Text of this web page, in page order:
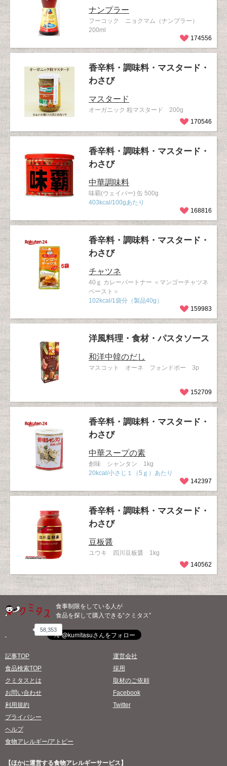
ナンプラー
フーコック ニョクマム（ナンプラー）
200ml
174556
香辛料・調味料・マスタード・
わさび
マスタード
オーガニック 粒マスタード 200g
170546
香辛料・調味料・マスタード・
わさび
中華調味料
味覇(ウェイパー) 缶 500g
403kcal/100gあたり
168816
香辛料・調味料・マスタード・
わさび
チャツネ
40ｇ カレーパートナー ＜マンゴーチャツネ
ペースト＞
102kcal/1袋分（製品40g）
159983
洋風料理・食材・パスタソース
和洋中韓のだし
マスコット オーネ フォンドボー 3p
152709
香辛料・調味料・マスタード・
わさび
中華スープの素
創味 シャンタン 1kg
20kcal/小さじ１（5ｇ）あたり
142397
香辛料・調味料・マスタード・
わさび
豆板醤
ユウキ 四川豆板醤 1kg
140562
食事制限をしている人が
食品を探して購入できる“クミタス”
58,353
記事TOP
食品検索TOP
クミタスとは
お問い合わせ
利用規約
プライバシー
ヘルプ
食物アレルギー/アトピー
運営会社
採用
取材のご依頼
Facebook
Twitter
【ほかに運営する食物アレルギーサービス】